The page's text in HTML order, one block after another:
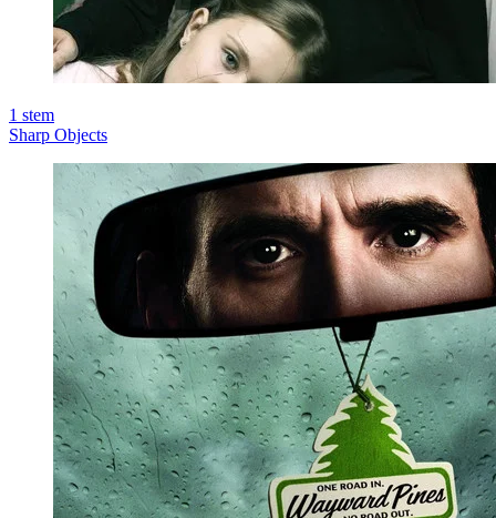
1 stem
Sharp Objects